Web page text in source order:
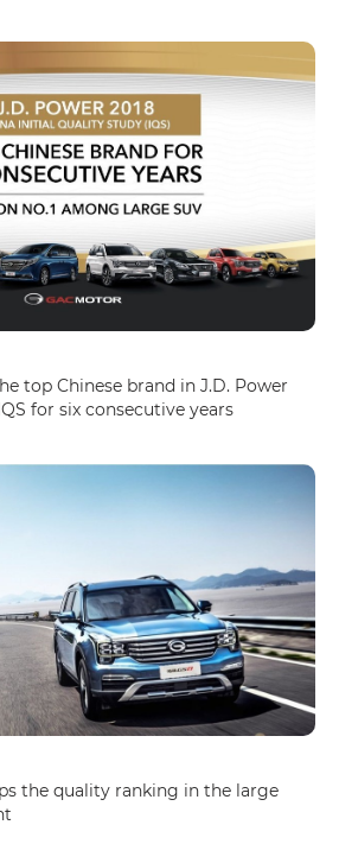
top Chinese brand in J.D. Power
for six consecutive years
the quality ranking in the large